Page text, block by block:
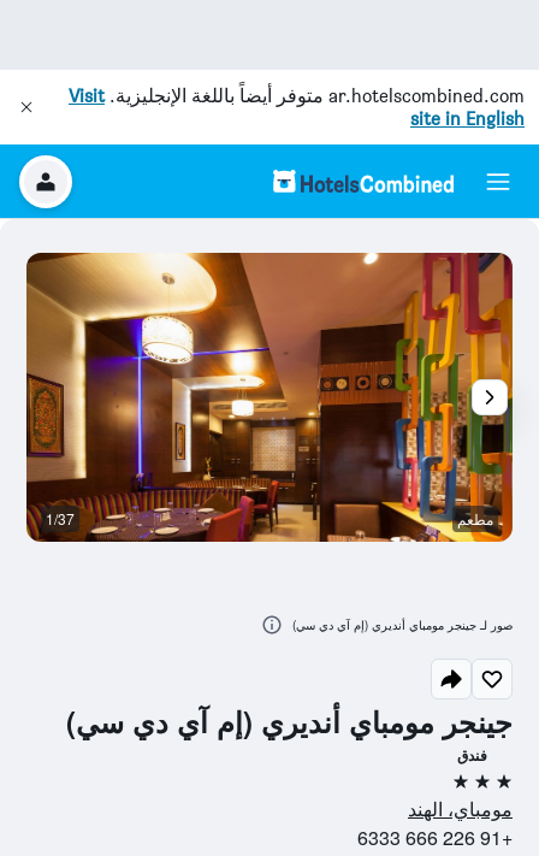
ar.hotelscombined.com متوفر أيضاً باللغة الإنجليزية.Visit
site in English
جينجر مومباي أنديري (إم آي دي سي)
فندق
3 نجوم
مومباي، الهند
+91 226 666 6333
مطعم 1/37
صور لـ جينجر مومباي أنديري (إم آي دي سي)